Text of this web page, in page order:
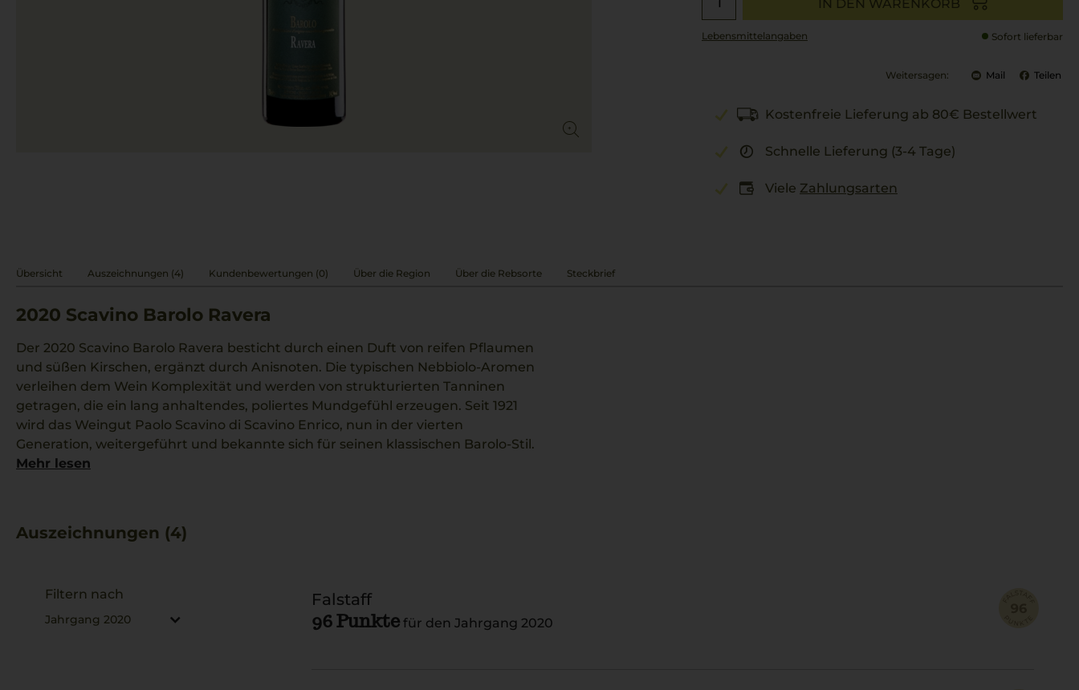
IN DEN WARENKORB
Lebensmittel­angaben Sofort lieferbar
Weitersagen: Mail Teilen
Kostenfreie Lieferung ab 80€ Bestellwert
Schnelle Lieferung (3-4 Tage)
Viele Zahlungsarten
Übersicht Auszeichnungen (4) Kundenbewertungen (0) Über die Region Über die Rebsorte Steckbrief
2020 Scavino Barolo Ravera
Der 2020 Scavino Barolo Ravera besticht durch einen Duft von reifen Pflaumen
und süßen Kirschen, ergänzt durch Anisnoten. Die typischen Nebbiolo-Aromen
verleihen dem Wein Komplexität und werden von strukturierten Tanninen
getragen, die ein lang anhaltendes, poliertes Mundgefühl erzeugen. Seit 1921
wird das Weingut Paolo Scavino di Scavino Enrico, nun in der vierten
Generation, weitergeführt und bekannte sich für seinen klassischen Barolo-Stil.
Dieser Rotwein passt hervorragend zu Ossobuco und spiegelt die Atmosphäre
Mehr lesen
Auszeichnungen (4)
Filtern nach
Jahrgang 2020
Falstaff
96 Punkte für den Jahrgang 2020